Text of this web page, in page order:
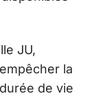
JU,
la
de vie